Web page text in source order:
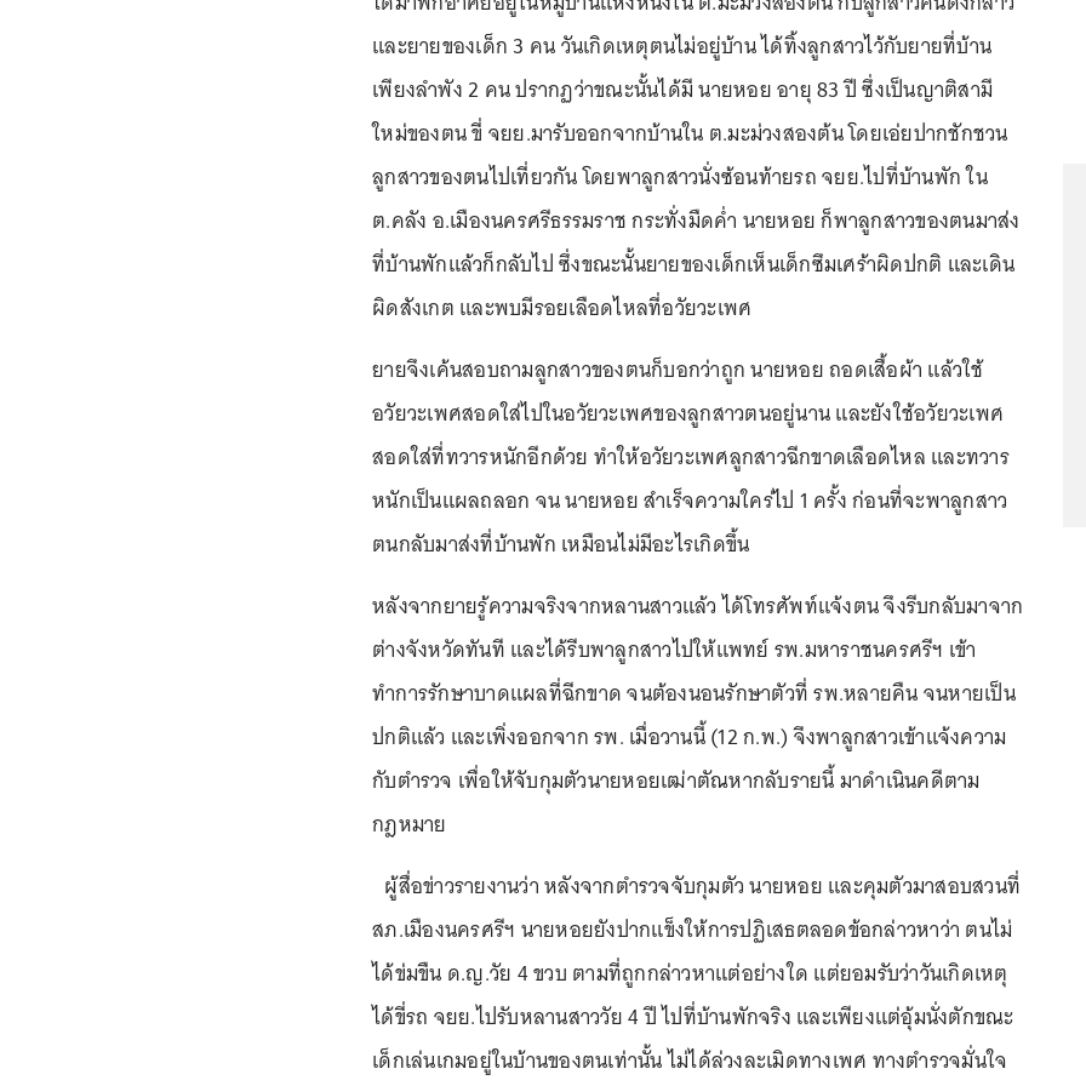
และยายของเด็ก 3 คน วันเกิดเหตุตนไม่อยู่บ้าน ได้ทิ้งลูกสาวไว้กับยายที่บ้าน
เพียงลำพัง 2 คน ปรากฏว่าขณะนั้นได้มี นายหอย อายุ 83 ปี ซึ่งเป็นญาติสามี
ใหม่ของตน ขี่ จยย.มารับออกจากบ้านใน ต.มะม่วงสองต้น โดยเอ่ยปากชักชวน
ลูกสาวของตนไปเที่ยวกัน โดยพาลูกสาวนั่งซ้อนท้ายรถ จยย.ไปที่บ้านพัก ใน
ต.คลัง อ.เมืองนครศรีธรรมราช กระทั่งมืดค่ำ นายหอย ก็พาลูกสาวของตนมาส่ง
ที่บ้านพักแล้วก็กลับไป ซึ่งขณะนั้นยายของเด็กเห็นเด็กซึมเศร้าผิดปกติ และเดิน
ผิดสังเกต และพบมีรอยเลือดไหลที่อวัยวะเพศ
ยายจึงเค้นสอบถามลูกสาวของตนก็บอกว่าถูก นายหอย ถอดเสื้อผ้า แล้วใช้
อวัยวะเพศสอดใส่ไปในอวัยวะเพศของลูกสาวตนอยู่นาน และยังใช้อวัยวะเพศ
สอดใส่ที่ทวารหนักอีกด้วย ทำให้อวัยวะเพศลูกสาวฉีกขาดเลือดไหล และทวาร
หนักเป็นแผลถลอก จน นายหอย สำเร็จความใคร่ไป 1 ครั้ง ก่อนที่จะพาลูกสาว
ตนกลับมาส่งที่บ้านพัก เหมือนไม่มีอะไรเกิดขึ้น
หลังจากยายรู้ความจริงจากหลานสาวแล้ว ได้โทรศัพท์แจ้งตน จึงรีบกลับมาจาก
ต่างจังหวัดทันที และได้รีบพาลูกสาวไปให้แพทย์ รพ.มหาราชนครศรีฯ เข้า
ทำการรักษาบาดแผลที่ฉีกขาด จนต้องนอนรักษาตัวที่ รพ.หลายคืน จนหายเป็น
ปกติแล้ว และเพิ่งออกจาก รพ. เมื่อวานนี้ (12 ก.พ.) จึงพาลูกสาวเข้าแจ้งความ
กับตำรวจ เพื่อให้จับกุมตัวนายหอยเฒ่าตัณหากลับรายนี้ มาดำเนินคดีตาม
กฎหมาย
ผู้สื่อข่าวรายงานว่า หลังจากตำรวจจับกุมตัว นายหอย และคุมตัวมาสอบสวนที่
สภ.เมืองนครศรีฯ นายหอยยังปากแข็งให้การปฏิเสธตลอดข้อกล่าวหาว่า ตนไม่
ได้ข่มขืน ด.ญ.วัย 4 ขวบ ตามที่ถูกกล่าวหาแต่อย่างใด แต่ยอมรับว่าวันเกิดเหตุ
ได้ขี่รถ จยย.ไปรับหลานสาววัย 4 ปี ไปที่บ้านพักจริง และเพียงแต่อุ้มนั่งตักขณะ
เด็กเล่นเกมอยู่ในบ้านของตนเท่านั้น ไม่ได้ล่วงละเมิดทางเพศ ทางตำรวจมั่นใจ